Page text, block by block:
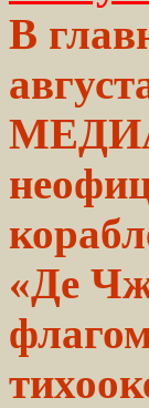
В
МЕДИА
«Де